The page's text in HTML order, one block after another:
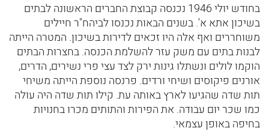
בחודש יולי 1946 נכנסה קבוצת החברים הראשונה לבתים
בשיכון אתא א'. בשנים הבאות נכנסו לביהח"ר חיילים
משוחררים ואף אלה היו זכאים לדירות בשיכון. המטרה הייתה
לבנות בתים עם משק עזר להשלמת הכנסה. בחצרות הבתים
הוקמו לולים ונשתלו גינות ירק לצד עצי פרי נשירים, הדרים,
אורנים פיקוסים ושיחי ורדים. פרנסה נוספת הייתה משיחי
תות שדה שהגיעו לארץ באותה עת. קילו תות שדה היה עולה
כמו שכר יום עבודה. את הפירות והתותים מכרו בחנויות
בחיפה באופן עצמאי.